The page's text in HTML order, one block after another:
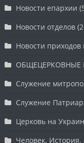
Новости епархии
Новости отделов
Новости
ОБЩЕЦЕРКОВНЫЕ
Служение
Служение
Церковь на
Человек.